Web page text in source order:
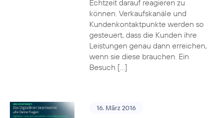
Echtzeit darauf reagieren zu
können. Verkaufskanäle und
Kundenkontaktpunkte werden so
gesteuert, dass die Kunden ihre
Leistungen genau dann erreichen,
wenn sie diese brauchen. Ein
Besuch […]
16. März 2016